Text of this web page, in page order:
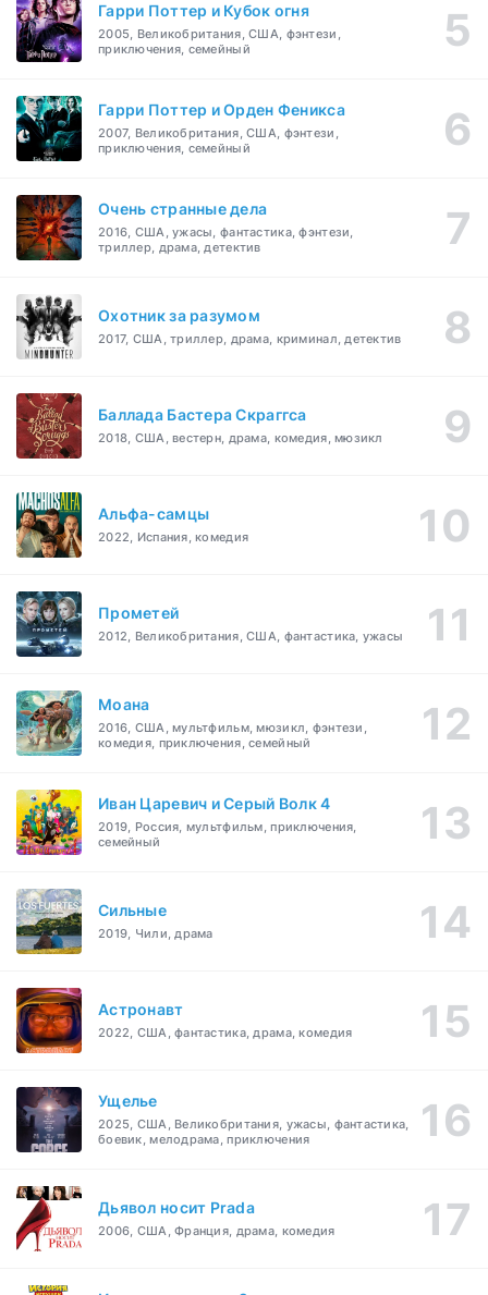
Гарри Поттер и Кубок огня
2005, Великобритания, США, фэнтези,
приключения, семейный
Гарри Поттер и Орден Феникса
2007, Великобритания, США, фэнтези,
приключения, семейный
Очень странные дела
2016, США, ужасы, фантастика, фэнтези,
триллер, драма, детектив
Охотник за разумом
2017, США, триллер, драма, криминал, детектив
Баллада Бастера Скраггса
2018, США, вестерн, драма, комедия, мюзикл
Альфа-самцы
2022, Испания, комедия
Прометей
2012, Великобритания, США, фантастика, ужасы
Моана
2016, США, мультфильм, мюзикл, фэнтези,
комедия, приключения, семейный
Иван Царевич и Серый Волк 4
2019, Россия, мультфильм, приключения,
семейный
Сильные
2019, Чили, драма
Астронавт
2022, США, фантастика, драма, комедия
Ущелье
2025, США, Великобритания, ужасы, фантастика,
боевик, мелодрама, приключения
Дьявол носит Prada
2006, США, Франция, драма, комедия